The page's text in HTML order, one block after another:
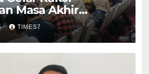
Masa Akhir
Panwascam
TIMES7